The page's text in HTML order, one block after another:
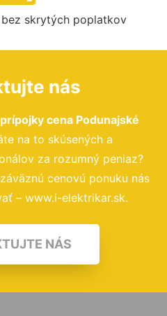
skrytých poplatkov
nás
cena Podunajské
na to skúsených a
za rozumný peniaz?
cenovú ponuku nás
– www.i-elektrikar.sk.
NÁS